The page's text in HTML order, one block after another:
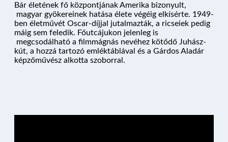
HAJÓK
KIKÖTŐK
Bár életének fő központjának Amerika bizonyult,
magyar gyökereinek hatása élete végéig elkísérte. 1949-
ben életművét Oscar-díjjal jutalmazták, a ricseiek pedig
máig sem feledik. Főutcájukon jelenleg is
megcsodálható a filmmágnás nevéhez kötődő Juhász-
kút, a hozzá tartozó emléktáblával és a Gárdos Aladár
képzőművész alkotta szoborral.